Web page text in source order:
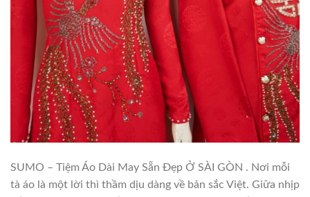
SUMO – Tiệm Áo Dài May Sẵn Đẹp Ở SÀI GÒN . Nơi mỗi
tà áo là một lời thì thầm dịu dàng về bản sắc Việt. Giữa nhịp